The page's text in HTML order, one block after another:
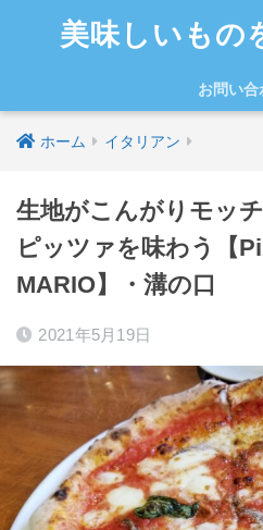
美味しいもの
お問い合
ホーム イタリアン
生地がこんがりモッ
ピッツァを味わう【
MARIO】・溝の口
2021年5月19日